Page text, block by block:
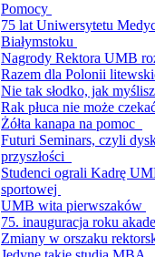
Pomocy
75 lat Uniwersytetu
Białymstoku
Nagrody Rektora UMB
Razem dla Polonii
Nie tak słodko, jak myślisz
Rak płuca nie może
Żółta kanapa na pomoc
Futuri Seminars, czyli
przyszłości
Studenci ograli Kadrę
sportowej
UMB wita pierwszaków
75. inauguracja roku
Zmiany w orszaku